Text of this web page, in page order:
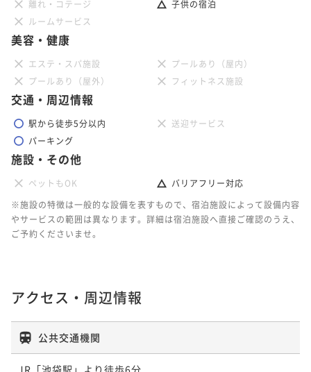
離れ・コテージ
子供の宿泊
ルームサービス
美容・健康
エステ・スパ施設
プールあり（屋内）
プールあり（屋外）
フィットネス施設
交通・周辺情報
駅から徒歩5分以内
送迎サービス
パーキング
施設・その他
ペットもOK
バリアフリー対応
※施設の特徴は一般的な設備を表すもので、宿泊施設によって設備内容
やサービスの範囲は異なります。詳細は宿泊施設へ直接ご確認のうえ、
ご予約くださいませ。
アクセス・周辺情報
公共交通機関
JR「池袋駅」より徒歩6分